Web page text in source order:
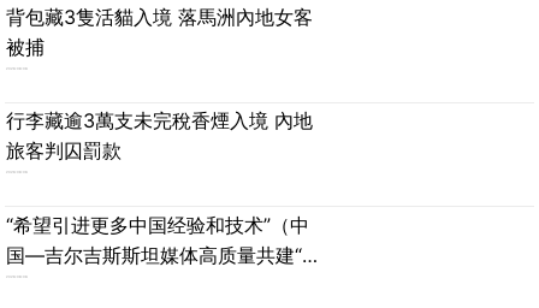
背包藏3隻活貓入境 落馬洲內地女客
被捕
2026-08-06
行李藏逾3萬支未完稅香煙入境 內地
旅客判囚罰款
2026-08-06
“希望引进更多中国经验和技术”（中
国—吉尔吉斯斯坦媒体高质量共建“一
带一路”联合采访）
2026-08-06